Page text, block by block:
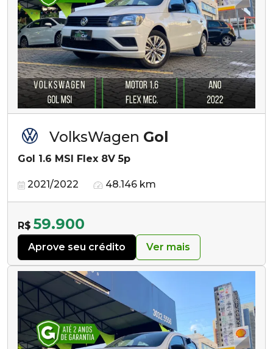
VolksWagen Gol
Gol 1.6 MSI Flex 8V 5p
2021/2022 48.146 km
R$ 59.900
Aprove seu crédito Ver mais